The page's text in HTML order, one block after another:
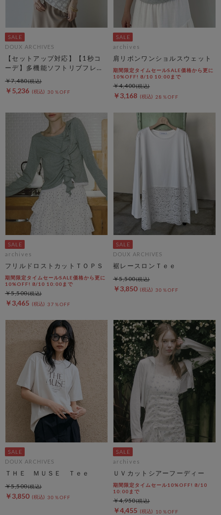
DOUX ARCHIVES
【セットアップ対応】【1秒コ
ーデ】多機能ソフトリブフレン
チスリーブトップス
￥5,236 30％OFF
￥7,480
archives
肩リボンワンショルスウェット
期間限定タイムセールSALE価格から更に
10%OFF! 8/10 10:00まで
￥3,168 28％OFF
￥4,400
archives
フリルドロストカットＴＯＰＳ
期間限定タイムセールSALE価格から更に
10%OFF! 8/10 10:00まで
￥3,465 37％OFF
￥5,500
DOUX ARCHIVES
裾レースロンＴｅｅ
￥3,850 30％OFF
￥5,500
DOUX ARCHIVES
ＴＨＥ ＭＵＳＥ Ｔｅｅ
￥3,850 30％OFF
￥5,500
archives
ＵＶカットシアーフーディー
期間限定タイムセール10%OFF! 8/10
10:00まで
￥4,455 10％OFF
￥4,950